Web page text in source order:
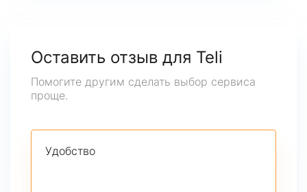
Оставить отзыв для Teli
Помогите другим сделать выбор сервиса
проще.
Удобство